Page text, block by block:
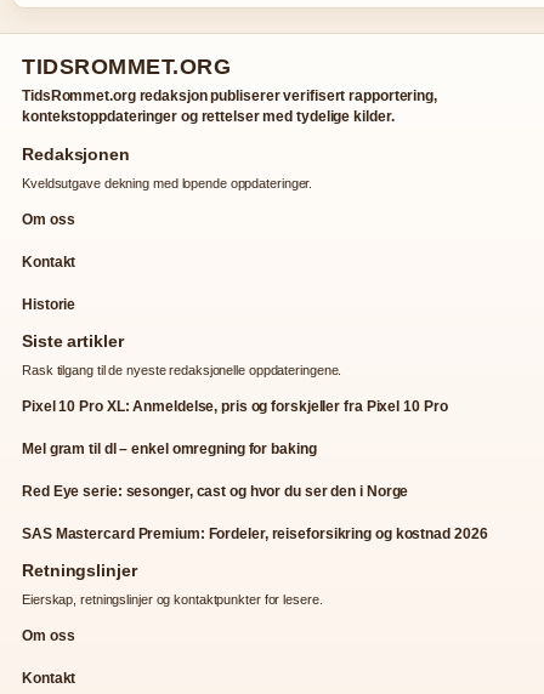
TIDSROMMET.ORG
TidsRommet.org redaksjon publiserer verifisert rapportering,
kontekstoppdateringer og rettelser med tydelige kilder.
Redaksjonen
Kveldsutgave dekning med lopende oppdateringer.
Om oss
Kontakt
Historie
Siste artikler
Rask tilgang til de nyeste redaksjonelle oppdateringene.
Pixel 10 Pro XL: Anmeldelse, pris og forskjeller fra Pixel 10 Pro
Mel gram til dl – enkel omregning for baking
Red Eye serie: sesonger, cast og hvor du ser den i Norge
SAS Mastercard Premium: Fordeler, reiseforsikring og kostnad 2026
Retningslinjer
Eierskap, retningslinjer og kontaktpunkter for lesere.
Om oss
Kontakt